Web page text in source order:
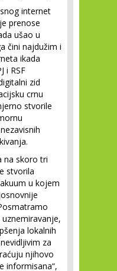
internet
prenose
ušao u
čini najdužim i
ikada
i RSF
zid
crnu
stvorile
na skoro tri
stvorila
u kojem
lokalnih
za
njihovo
informisana“,